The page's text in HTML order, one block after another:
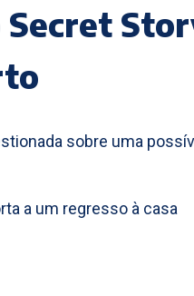
Secret
sobre uma
a um regresso à casa